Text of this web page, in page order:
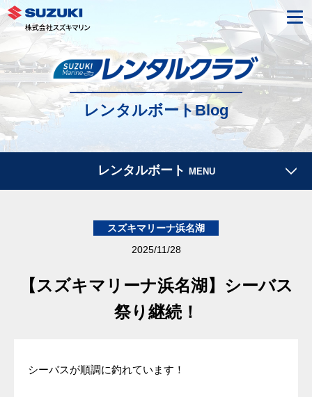
レンタルボートBlog
レンタルボート MENU
スズキマリーナ浜名湖
2025/11/28
【スズキマリーナ浜名湖】シーバス
祭り継続！
シーバスが順調に釣れています！